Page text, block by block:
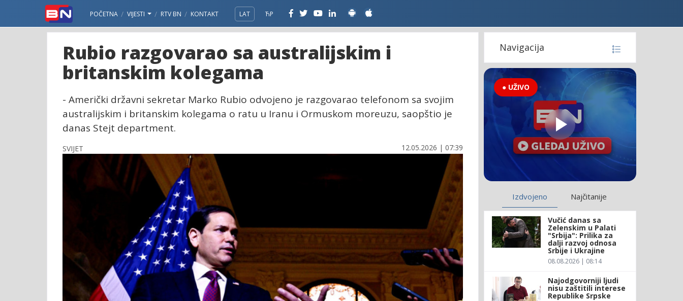
POČETNA VIJESTI RTV BN KONTAKT LAT ЋР
Rubio razgovarao sa australijskim i
britanskim kolegama
- Američki državni sekretar Marko Rubio odvojeno je razgovarao telefonom sa svojim
australijskim i britanskim kolegama o ratu u Iranu i Ormuskom moreuzu, saopštio je
danas Stejt department.
SVIJET 12.05.2026 | 07:39
Navigacija
● UŽIVO
Izdvojeno Najčitanije
Vučić danas sa
Zelenskim u Palati
"Srbija": Prilika za
dalji razvoj odnosa
Srbije i Ukrajine
08.08.2026 | 08:14
Najodgovorniji ljudi
nisu zaštitili interese
Republike Srpske